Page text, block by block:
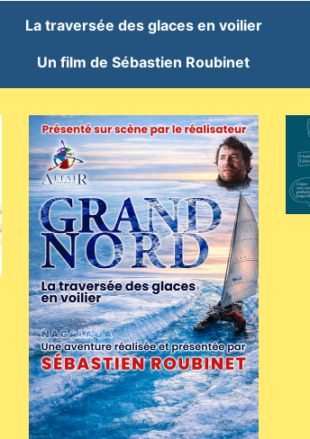
La traversée des glaces en voilier
Un film de Sébastien Roubinet